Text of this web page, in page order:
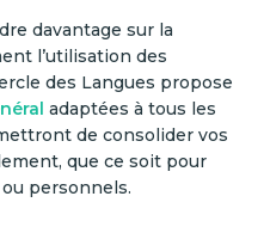
davantage sur la
l’utilisation des
des Langues propose
adaptées à tous les
de consolider vos
que ce soit pour
personnels.